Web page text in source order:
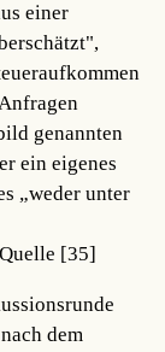
einer
genannten
ein eigenes
„weder unter
Quelle [35]
dem